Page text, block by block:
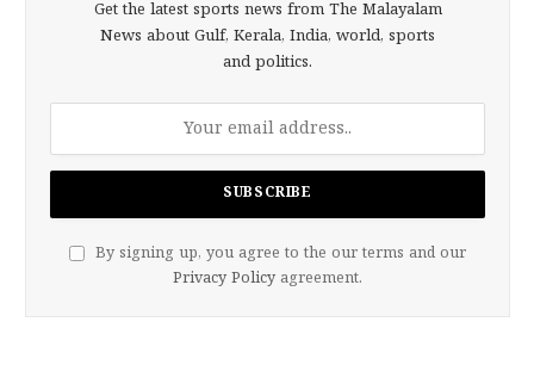
Get the latest sports news from The Malayalam
News about Gulf, Kerala, India, world, sports
and politics.
By signing up, you agree to the our terms and our
Privacy Policy agreement.